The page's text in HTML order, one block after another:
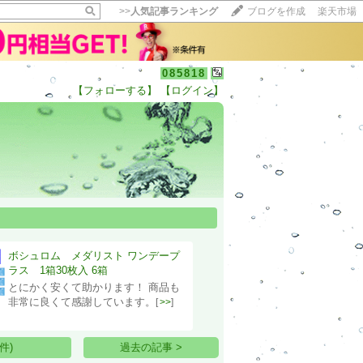
>>人気記事ランキング ブログを作成 楽天市場
085818
【フォローする】
【ログイン】
ボシュロム メダリスト ワンデープ
ラス 1箱30枚入 6箱
とにかく安くて助かります！ 商品も
非常に良くて感謝しています。
[>>]
) 過去の記事 >
【毎日開催】
15記事にいいね！で1ポイント
-- --